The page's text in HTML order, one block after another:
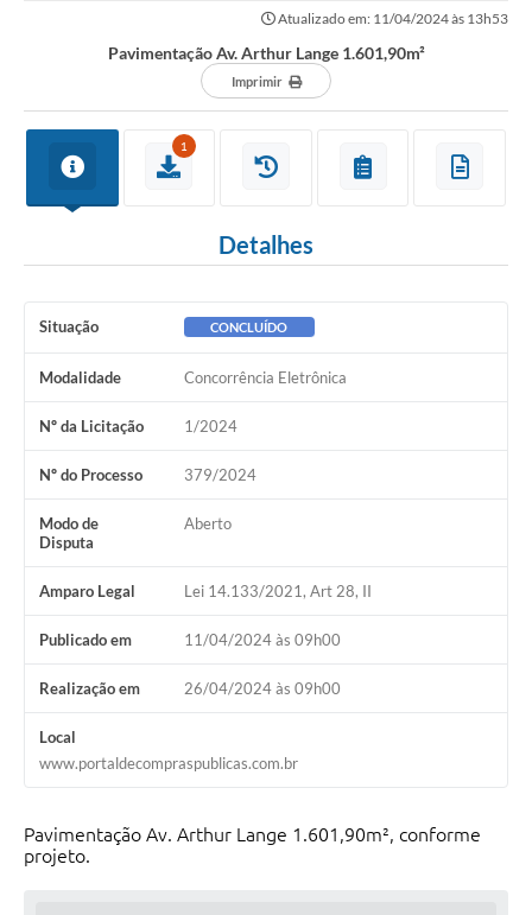
Publicações
Carta de Serviços
Audiências Públicas
Notícias
Contato
Atualizado em: 11/04/2024 às 13h53
Pavimentação Av. Arthur Lange 1.601,90m²
Imprimir
1
Detalhes
Situação CONCLUÍDO
Modalidade Concorrência Eletrônica
Nº da Licitação 1/2024
Nº do Processo 379/2024
Modo de
Disputa
Aberto
Amparo Legal Lei 14.133/2021, Art 28, II
Publicado em 11/04/2024 às 09h00
Realização em 26/04/2024 às 09h00
Local
www.portaldecompraspublicas.com.br
Pavimentação Av. Arthur Lange 1.601,90m², conforme
projeto.